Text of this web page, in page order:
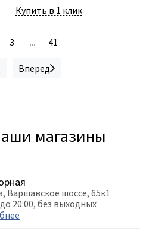
Купить в 1 клик
3 ... 41
Вперед
магазины
Варшавское шоссе, 65к1
до 20:00, без выходных